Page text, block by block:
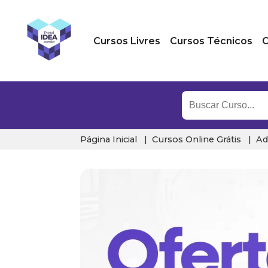
Cursos Livres Cursos Técnicos
Página Inicial Cursos Online Grátis